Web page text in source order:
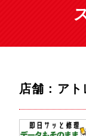
店舗 : アト